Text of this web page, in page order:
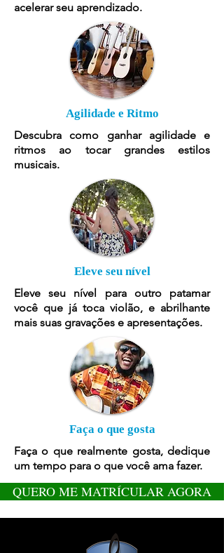
acelerar seu aprendizado.
Agilidade e Ritmo
Descubra como ganhar agilidade e
ritmos ao tocar grandes estilos
musicais.
Eleve seu nível
Eleve seu nível para outro patamar
você que já toca violão, e abrilhante
mais suas gravações e apresentações.
Faça o que gosta
Faça o que realmente gosta, dedique
um tempo para o que você ama fazer.
QUERO ME MATRÍCULAR AGORA